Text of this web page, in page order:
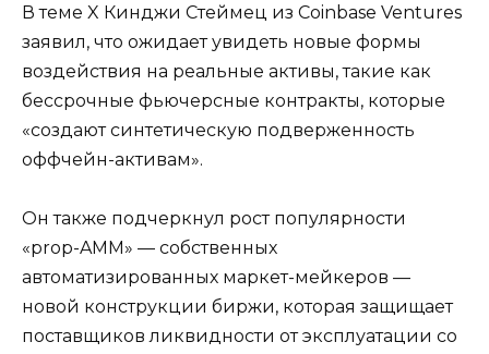
В теме X Кинджи Стеймец из Coinbase Ventures
заявил, что ожидает увидеть новые формы
воздействия на реальные активы, такие как
бессрочные фьючерсные контракты, которые
«создают синтетическую подверженность
оффчейн-активам».
Он также подчеркнул рост популярности
«prop-AMM» — собственных
автоматизированных маркет-мейкеров —
новой конструкции биржи, которая защищает
поставщиков ликвидности от эксплуатации со